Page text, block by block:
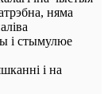
няма
і стымулюе
і на